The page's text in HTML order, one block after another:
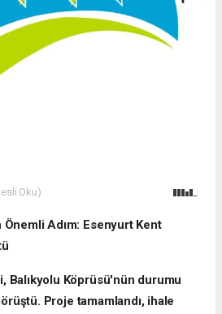
Oku)
Önemli Adım: Esenyurt Kent
Balıkyolu Köprüsü'nün durumu
Proje tamamlandı, ihale